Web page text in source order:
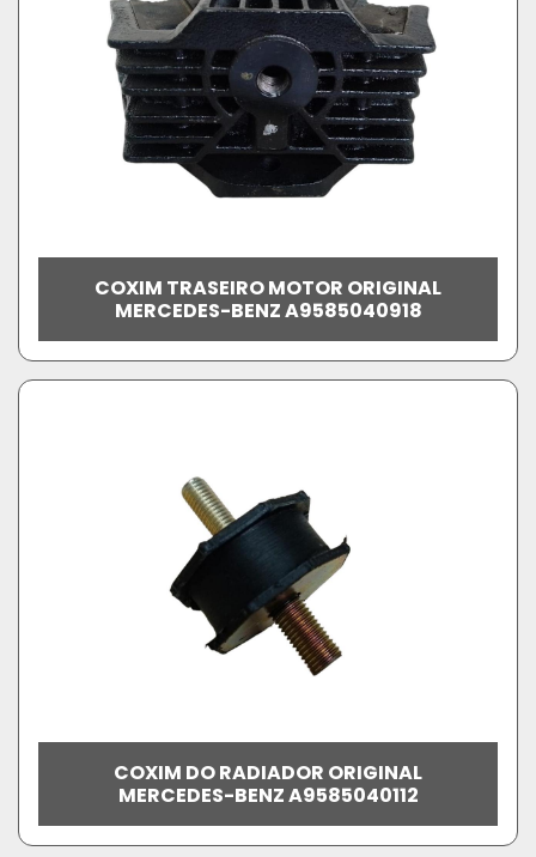
COXIM TRASEIRO MOTOR ORIGINAL
MERCEDES-BENZ A9585040918
COXIM DO RADIADOR ORIGINAL
MERCEDES-BENZ A9585040112